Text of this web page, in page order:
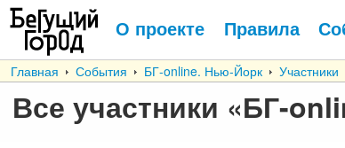
О проекте Правила
Главная События БГ-online. Нью-Йорк Участники
Все участники «БГ-